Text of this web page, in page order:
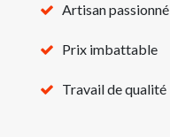
Artisan passionné
Prix imbattable
Travail de qualité